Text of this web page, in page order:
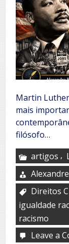
Martin
mais
filósofo…
artigos ,
Direitos
igualdade
racismo
Leave a